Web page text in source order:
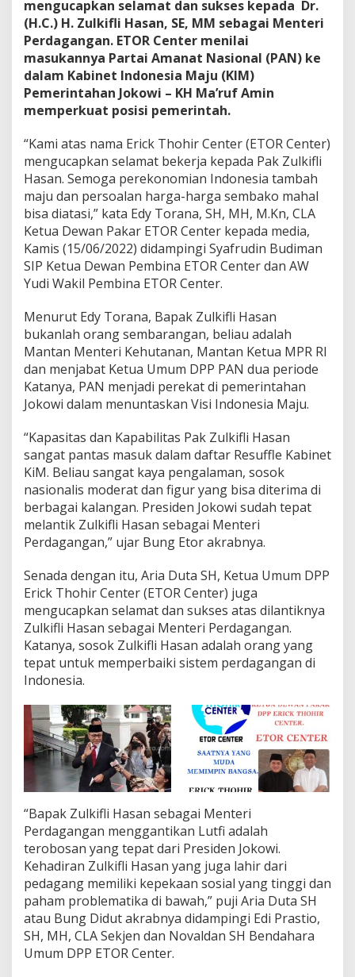
g
a
n
g
n
E
O
R
C
e
n
t
e
r
U
c
a
k
a
n
S
e
l
a
m
t
B
e
e
r
j
a
mengucapkan selamat dan sukses kepada Dr.
(H.C.) H. Zulkifli Hasan, SE, MM sebagai Menteri
Perdagangan. ETOR Center menilai
masukannya Partai Amanat Nasional (PAN) ke
dalam Kabinet Indonesia Maju (KIM)
Pemerintahan Jokowi – KH Ma’ruf Amin
memperkuat posisi pemerintah.
“Kami atas nama Erick Thohir Center (ETOR Center)
mengucapkan selamat bekerja kepada Pak Zulkifli
Hasan. Semoga perekonomian Indonesia tambah
maju dan persoalan harga-harga sembako mahal
bisa diatasi,” kata Edy Torana, SH, MH, M.Kn, CLA
Ketua Dewan Pakar ETOR Center kepada media,
Kamis (15/06/2022) didampingi Syafrudin Budiman
SIP Ketua Dewan Pembina ETOR Center dan AW
Yudi Wakil Pembina ETOR Center.
Menurut Edy Torana, Bapak Zulkifli Hasan
bukanlah orang sembarangan, beliau adalah
Mantan Menteri Kehutanan, Mantan Ketua MPR RI
dan menjabat Ketua Umum DPP PAN dua periode
Katanya, PAN menjadi perekat di pemerintahan
Jokowi dalam menuntaskan Visi Indonesia Maju.
“Kapasitas dan Kapabilitas Pak Zulkifli Hasan
sangat pantas masuk dalam daftar Resuffle Kabinet
KiM. Beliau sangat kaya pengalaman, sosok
nasionalis moderat dan figur yang bisa diterima di
berbagai kalangan. Presiden Jokowi sudah tepat
melantik Zulkifli Hasan sebagai Menteri
Perdagangan,” ujar Bung Etor akrabnya.
Senada dengan itu, Aria Duta SH, Ketua Umum DPP
Erick Thohir Center (ETOR Center) juga
mengucapkan selamat dan sukses atas dilantiknya
Zulkifli Hasan sebagai Menteri Perdagangan.
Katanya, sosok Zulkifli Hasan adalah orang yang
tepat untuk memperbaiki sistem perdagangan di
Indonesia.
“Bapak Zulkifli Hasan sebagai Menteri
Perdagangan menggantikan Lutfi adalah
terobosan yang tepat dari Presiden Jokowi.
Kehadiran Zulkifli Hasan yang juga lahir dari
pedagang memiliki kepekaan sosial yang tinggi dan
paham problematika di bawah,” puji Aria Duta SH
atau Bung Didut akrabnya didampingi Edi Prastio,
SH, MH, CLA Sekjen dan Novaldan SH Bendahara
Umum DPP ETOR Center.